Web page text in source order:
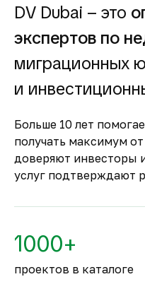
аренды.
строящуюся
недвижимость
Оплата за объект
Застройщик
только после
Комфортное и
безопасное место
жизни
По уровню
занимают второе
DV Dubai – это
экспертов по
миграционных
и
Больше 10 лет
получать максимум
доверяют инвесторы
услуг подтверждают
1000+
проектов в каталоге